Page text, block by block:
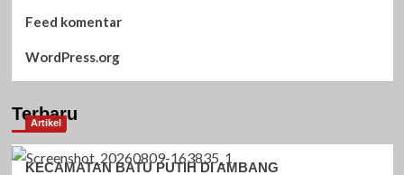
Feed komentar
WordPress.org
Terbaru
Artikel
KECAMATAN BATU PUTIH DI AMBANG